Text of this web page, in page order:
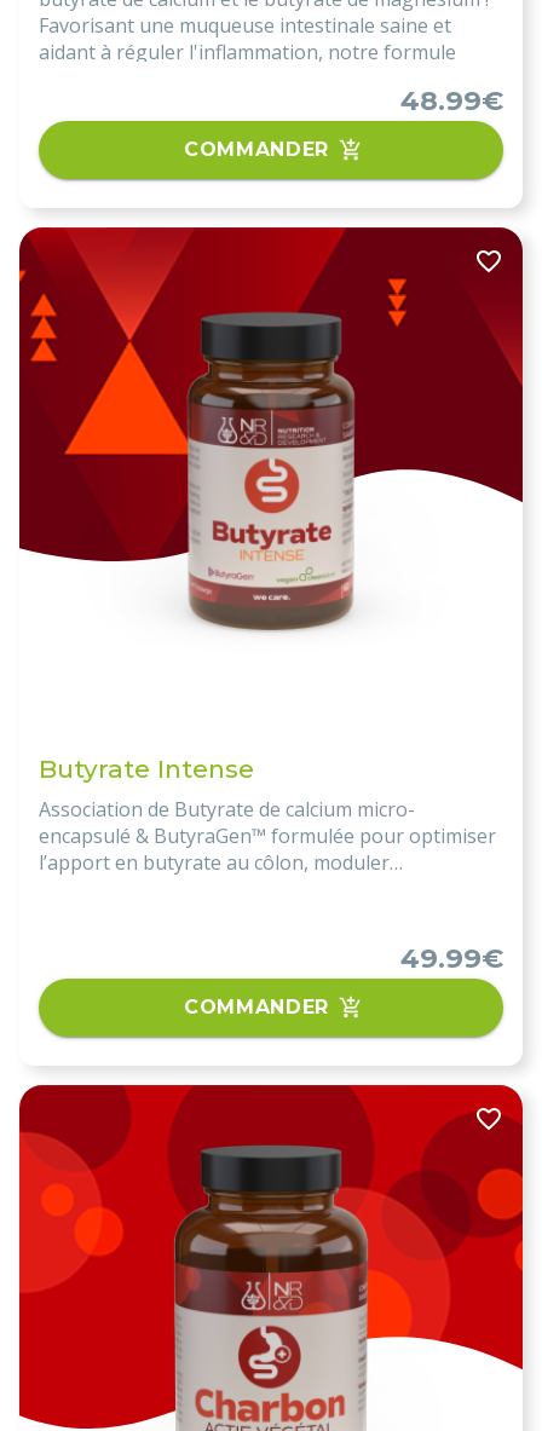
Favorisant une muqueuse intestinale saine et
aidant à réguler l'inflammation, notre formule
optimale. Découvrez les bienfaits d'un intestin
équilibré et renforcez votre bien-être !
48.99€
COMMANDER
Butyrate Intense
Association de Butyrate de calcium micro-
encapsulé & ButyraGen™ formulée pour optimiser
l’apport en butyrate au côlon, moduler
49.99€
COMMANDER